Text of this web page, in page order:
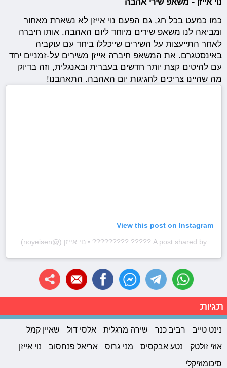
כמו כמעט בכל חג, גם הפעם נוי אייזן לא נשארת מאחור
ומביאה לנו משאפ שירים מיוחד ליום האהבה. אותו חיברה
לאחר התייעצות על השירים שייכללו ביחד עם עוקביה
באינסטגרם. את המשאפ חיברה אייזן משירים על-זמניים יחד
עם להיטים קצת יותר חדשים בעברית ובאנגלית, וזה בדיוק
מה שהיינו צריכים לחגיגות יום האהבה. התאהבנו!
View this post on Instagram
A post shared by ????? ????????? • נוי אייזן (@noyeisen)
תגיות
נינט טייב רביב כנר שירה מרגלית אלסי דול
שאיין קמל
אוזי זולטק
נטע אבקסיס מני גרוס אריאל פנחסוב
נוי אייזן
סיכומוזיקלי